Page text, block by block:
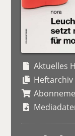
Aktuelles
Heftarchiv